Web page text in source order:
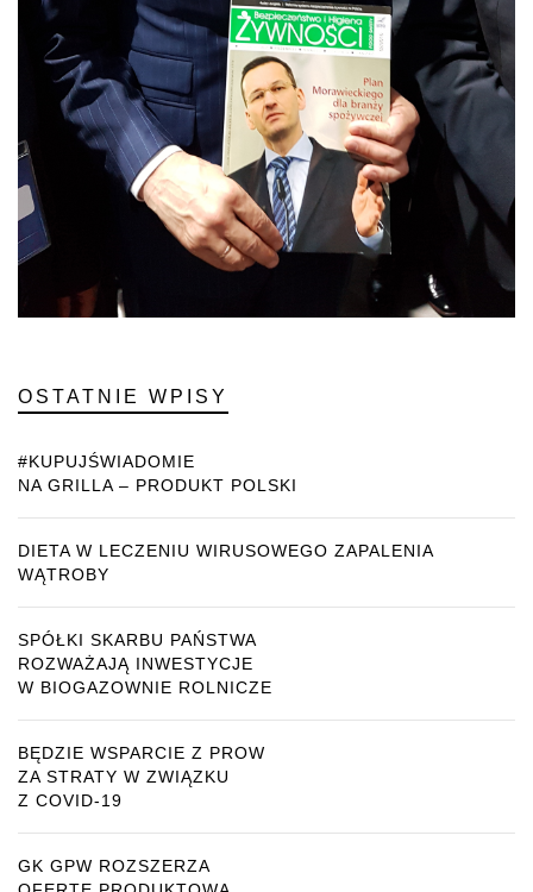
OSTATNIE WPISY
#KUPUJŚWIADOMIE
NA GRILLA – PRODUKT POLSKI
DIETA W LECZENIU WIRUSOWEGO ZAPALENIA
WĄTROBY
SPÓŁKI SKARBU PAŃSTWA
ROZWAŻAJĄ INWESTYCJE
W BIOGAZOWNIE ROLNICZE
BĘDZIE WSPARCIE Z PROW
ZA STRATY W ZWIĄZKU
Z COVID-19
GK GPW ROZSZERZA